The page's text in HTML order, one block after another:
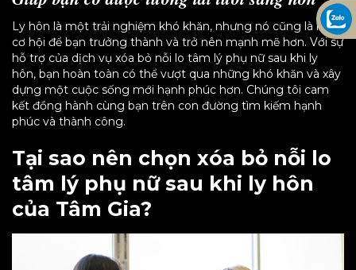
Ly hôn là một trải nghiệm khó khăn, nhưng nó cũng là một
cơ hội để bạn trưởng thành và trở nên mạnh mẽ hơn. Với sự
hỗ trợ của dịch vụ xóa bỏ nỗi lo tâm lý phụ nữ sau khi ly
hôn, bạn hoàn toàn có thể vượt qua những khó khăn và xây
dựng một cuộc sống mới hạnh phúc hơn. Chúng tôi cam
kết đồng hành cùng bạn trên con đường tìm kiếm hạnh
phúc và thành công.
Tại sao nên chọn xóa bỏ nỗi lo
tâm lý phụ nữ sau khi ly hôn
của Tâm Gia?